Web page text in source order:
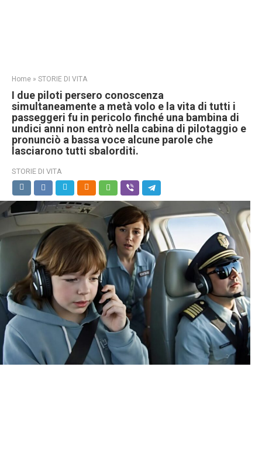
Home » STORIE DI VITA
I due piloti persero conoscenza
simultaneamente a metà volo e la vita di tutti i
passeggeri fu in pericolo finché una bambina di
undici anni non entrò nella cabina di pilotaggio e
pronunciò a bassa voce alcune parole che
lasciarono tutti sbalorditi.
STORIE DI VITA